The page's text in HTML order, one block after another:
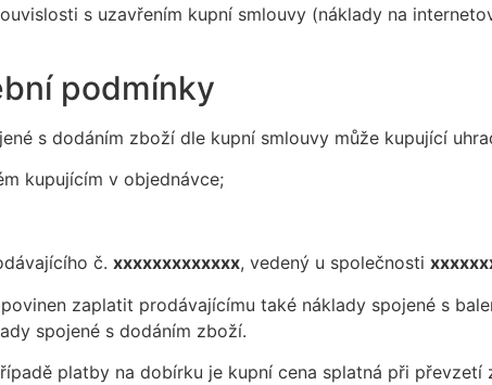
s uzavřením kupní smlouvy (náklady na
podmínky
s dodáním zboží dle kupní smlouvy může kupující
kupujícím v objednávce;
č. xxxxxxxxxxxxx, vedený u společnosti
zaplatit prodávajícímu také náklady spojené s
spojené s dodáním zboží.
platby na dobírku je kupní cena splatná při